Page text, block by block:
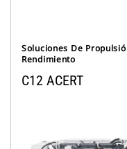
Soluciones De
Rendimiento
C12 ACERT